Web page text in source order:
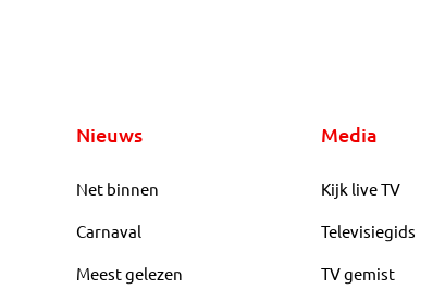
Nieuws
Net binnen
Carnaval
Meest gelezen
Media
Kijk live TV
Televisiegids
TV gemist